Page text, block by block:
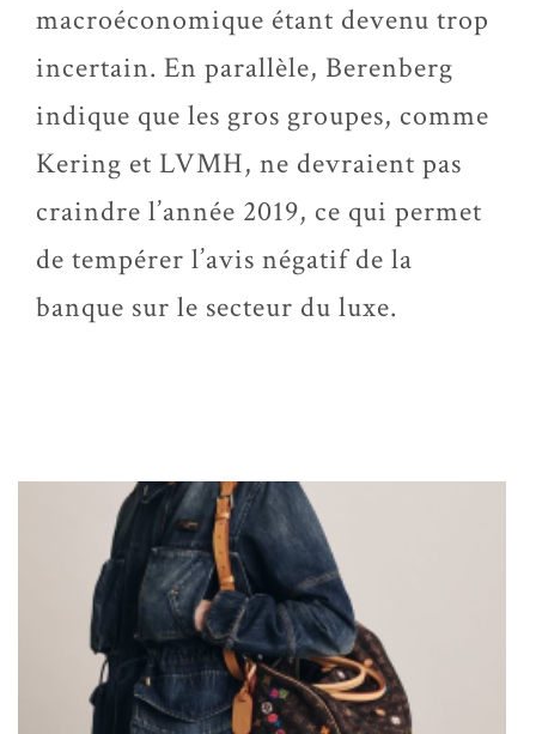
macroéconomique étant devenu trop
incertain. En parallèle, Berenberg
indique que les gros groupes, comme
Kering et LVMH, ne devraient pas
craindre l’année 2019, ce qui permet
de tempérer l’avis négatif de la
banque sur le secteur du luxe.